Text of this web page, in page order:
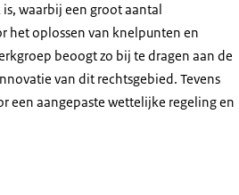
waarbij een groot aantal
het oplossen van knelpunten en
beoogt zo bij te dragen aan de
van dit rechtsgebied. Tevens
een aangepaste wettelijke regeling en